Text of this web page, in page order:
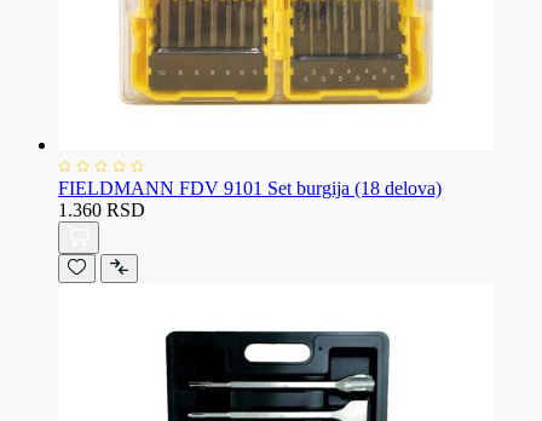
FIELDMANN FDV 9101 Set burgija (18 delova)
1.360 RSD